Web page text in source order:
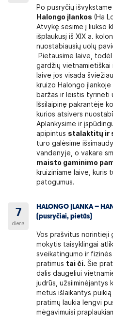
Po pusryčių
Halongo įlankos (Ha
Atvykę sėsime į liukso
išplaukusį iš XIX a.
nuostabiausių uolų
Pietausime laive,
gardžių
laive jos visada
kruizo Halongo
baržas ir leistis tyrinėti
Išsilaipinę pakrantėje
kurios atsivers
Aplankysime ir
apipintus stalaktitų ir
turo galėsime
vandenyje, o vakare
maisto gaminimo
kruiziniame laive, kuris
patogumus.
7
diena
HALONGO ĮLANKA –
(pusryčiai, pietūs)
Vos prašvitus norintieji
mokytis taisyklingai
sveikatingumo ir
pratimus tai či. Šie
dalis daugeliui
judrūs, užsiiminėjantys
metus išlaikantys
pratimų laukia lengvi
mėgavimuisi